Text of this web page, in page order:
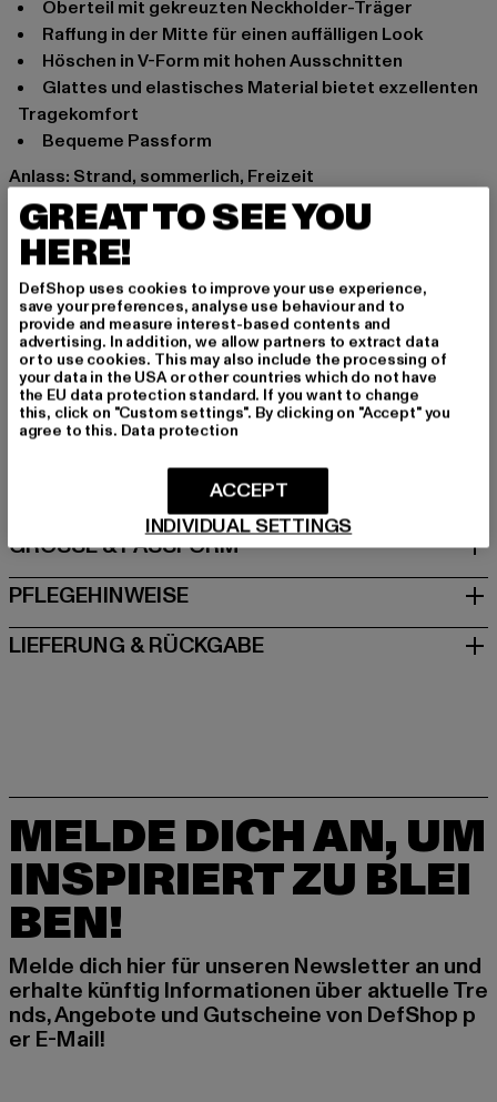
Oberteil mit gekreuzten Neckholder-Träger
Raffung in der Mitte für einen auffälligen Look
Höschen in V-Form mit hohen Ausschnitten
Glattes und elastisches Material bietet exzellenten
Tragekomfort
Bequeme Passform
Anlass: Strand, sommerlich, Freizeit
Schnitt: Figurbetont
Marke: Urban Classics
Kat.: Bikinis
Farbe: schwarz
Hersteller Farbe: black
Materialzusammensetzung: 92% Polyester, 8% Elasthan
Art.Nr: TB5026-00007
Hersteller: TB International GmbH |info@tbint.de
Dr.-Robert-Murjahn-Straße 7 | 64372 Ober-Ramstadt |
GRÖSSE & PASSFORM
PFLEGEHINWEISE
LIEFERUNG & RÜCKGABE
MELDE DICH AN, UM
INSPIRIERT ZU BLEI
BEN!
Melde dich hier für unseren Newsletter an und
erhalte künftig Informationen über aktuelle Tre
nds, Angebote und Gutscheine von DefShop p
er E-Mail!
GREAT TO SEE YOU
HERE!
DefShop uses cookies to improve your use experience,
save your preferences, analyse use behaviour and to
provide and measure interest-based contents and
advertising. In addition, we allow partners to extract data
or to use cookies. This may also include the processing of
your data in the USA or other countries which do not have
the EU data protection standard. If you want to change
this, click on "Custom settings". By clicking on "Accept" you
agree to this. Data protection
INDIVIDUAL SETTINGS
ACCEPT